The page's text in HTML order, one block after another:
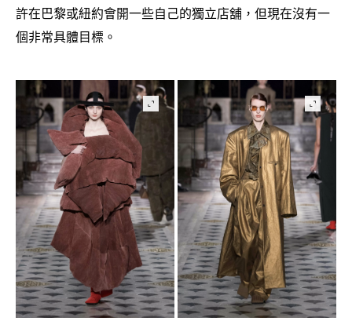
許在巴黎或紐約會開一些自己的獨立店舖 ， 但現在沒有一
個非常具體目標。